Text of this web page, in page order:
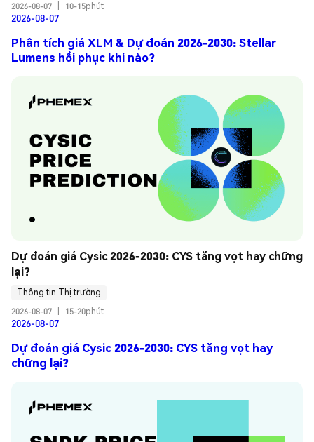
2026-08-07
10-15phút
2026-08-07
Phân tích giá XLM & Dự đoán 2026-2030: Stellar
Lumens hồi phục khi nào?
Dự đoán giá Cysic 2026-2030: CYS tăng vọt hay chững
lại?
Thông tin Thị trường
2026-08-07
15-20phút
2026-08-07
Dự đoán giá Cysic 2026-2030: CYS tăng vọt hay
chững lại?